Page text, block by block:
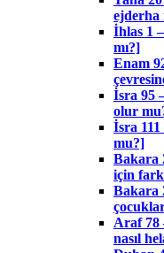
ejderha
İhlas 1
mı?]
Enam
İsra 95
olur
İsra 111
mu?]
Bakara
için
Bakara
Araf 78
nasıl